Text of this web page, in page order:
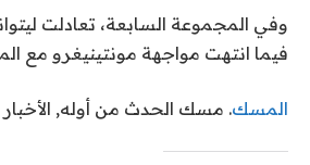
فيما انتهت مواجهة مونتينيغرو مع
المسك. مسك الحدث من أوله,